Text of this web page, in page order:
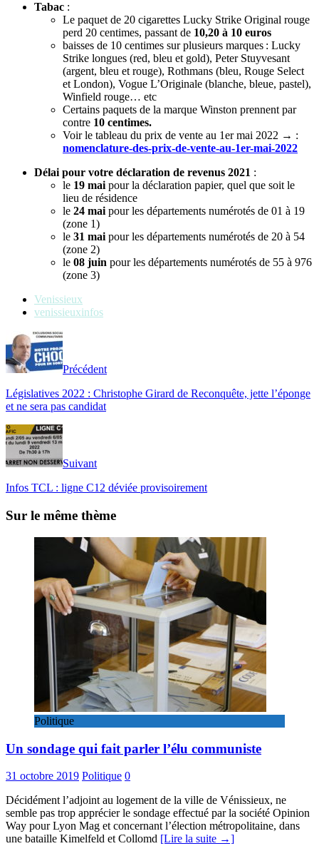
Tabac :
Le paquet de 20 cigarettes Lucky Strike Original rouge
perd 20 centimes, passant de 10,20 à 10 euros
baisses de 10 centimes sur plusieurs marques : Lucky
Strike longues (red, bleu et gold), Peter Stuyvesant
(argent, bleu et rouge), Rothmans (bleu, Rouge Select
et London), Vogue L’Originale (blanche, bleue, pastel),
Winfield rouge… etc
Certains paquets de la marque Winston prennent par
contre 10 centimes.
Voir le tableau du prix de vente au 1er mai 2022 → :
nomenclature-des-prix-de-vente-au-1er-mai-2022
Délai pour votre déclaration de revenus 2021 :
le 19 mai pour la déclaration papier, quel que soit le
lieu de résidence
le 24 mai pour les départements numérotés de 01 à 19
(zone 1)
le 31 mai pour les départements numérotés de 20 à 54
(zone 2)
le 08 juin pour les départements numérotés de 55 à 976
(zone 3)
Venissieux
venissieuxinfos
Précédent
Législatives 2022 : Christophe Girard de Reconquête, jette l’éponge
et ne sera pas candidat
Suivant
Infos TCL : ligne C12 déviée provisoirement
Sur le même thème
Politique
Un sondage qui fait parler l’élu communiste
31 octobre 2019 Politique 0
Décidément l’adjoint au logement de la ville de Vénissieux, ne
semble pas trop apprécier le sondage effectué par la société Opinion
Way pour Lyon Mag et concernant l’élection métropolitaine, dans
une bataille Kimelfeld et Collomd [Lire la suite →]